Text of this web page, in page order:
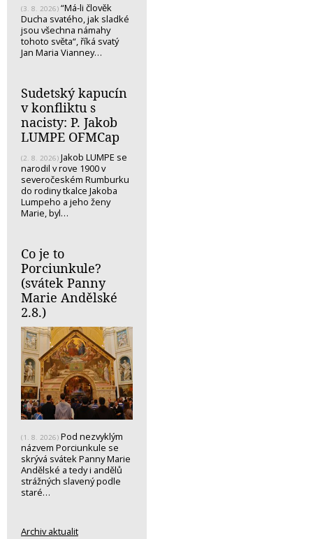
(3. 8. 2026) “Má-li člověk
Ducha svatého, jak sladké
jsou všechna námahy
tohoto světa“, říká svatý
Jan Maria Vianney…
Sudetský kapucín
v konfliktu s
nacisty: P. Jakob
LUMPE OFMCap
(2. 8. 2026) Jakob LUMPE se
narodil v rove 1900 v
severočeském Rumburku
do rodiny tkalce Jakoba
Lumpeho a jeho ženy
Marie, byl…
Co je to
Porciunkule?
(svátek Panny
Marie Andělské
2.8.)
(1. 8. 2026) Pod nezvyklým
názvem Porciunkule se
skrývá svátek Panny Marie
Andělské a tedy i andělů
strážných slavený podle
staré…
Archiv aktualit